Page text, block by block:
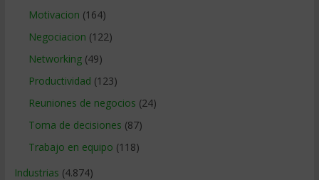
Motivacion (164)
Negociacion (122)
Networking(49)
Productividad (123)
Reuniones de negocios (24)
Toma de decisiones (87)
Trabajo en equipo (118)
Industrias (4.874)